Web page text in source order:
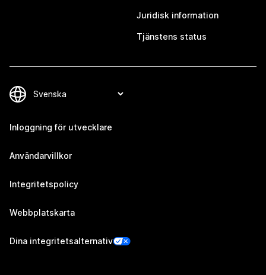
Juridisk information
Tjänstens status
Inloggning för utvecklare
Användarvillkor
Integritetspolicy
Webbplatskarta
Dina integritetsalternativ